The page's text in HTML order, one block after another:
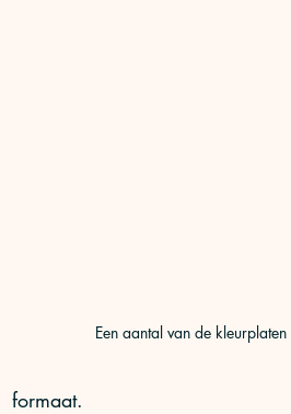
Een aantal van de kleurplaten
formaat.